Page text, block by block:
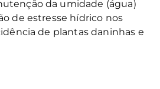
da umidade (água)
de estresse hídrico nos
de plantas daninhas e